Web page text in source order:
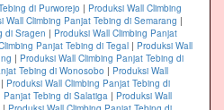
di Purworejo | Produksi Wall Climbing
Wall Climbing Panjat Tebing di Semarang |
di Sragen | Produksi Wall Climbing Panjat
Panjat Tebing di Tegal | Produksi Wall
| Produksi Wall Climbing Panjat Tebing di
Tebing di Wonosobo | Produksi Wall
| Produksi Wall Climbing Panjat Tebing di
Panjat Tebing di Salatiga | Produksi Wall